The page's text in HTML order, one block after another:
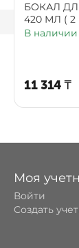
БОКАЛ
В наличии
11 314₸
Моя
Войти
Создать